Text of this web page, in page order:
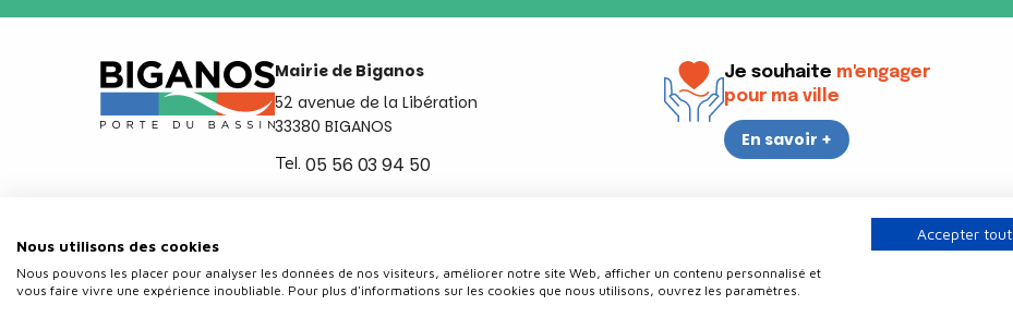
Mairie de Biganos
52 avenue de la Libération
33380 BIGANOS
Tel. 05 56 03 94 50
Je souhaite m'engager
pour ma ville
En savoir +
ContactPolitique de confidentialitéPlan du site
Nous utilisons des cookies
Nous pouvons les placer pour analyser les données de nos visiteurs, améliorer notre site Web, afficher un contenu personnalisé et
vous faire vivre une expérience inoubliable. Pour plus d'informations sur les cookies que nous utilisons, ouvrez les paramètres.
Accepter tout